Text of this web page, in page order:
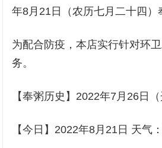
年8月21日（农历七月二十四）
为配合防疫，本店实行针对环
务。
【奉粥历史】2022年7月26日（
【今日】2022年8月21日 天气